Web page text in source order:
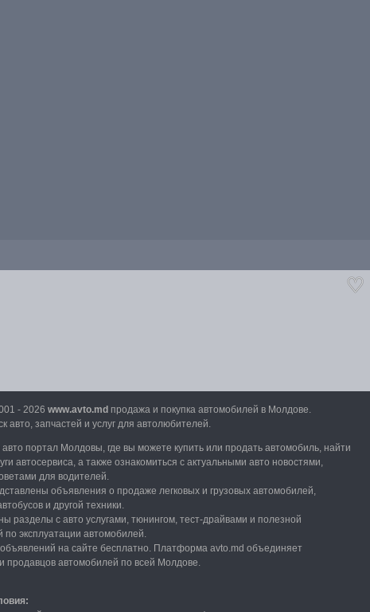
- 2026www.avto.md продажа и покупка автомобилей в Молдове.
авто, запчастей и услуг для автолюбителей.
авто портал Молдовы, где вы можете купить или продать автомобиль, найти
автосервиса, а также ознакомиться с актуальными авто новостями,
для водителей.
объявления о продаже легковых и грузовых автомобилей,
и другой техники.
разделы с авто услугами,тюнингом, тест-драйвами и полезной
эксплуатации автомобилей.
на сайте бесплатно. Платформа avto.md объединяет
продавцов автомобилей по всей Молдове.